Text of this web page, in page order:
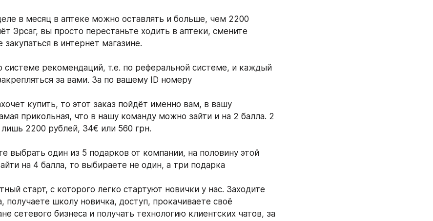
в месяц в аптеке можно оставлять и больше, чем 2200
Эрсаг, вы просто перестаньте ходить в аптеки, смените
закупаться в интернет магазине.
системе рекомендаций, т.е. по реферальной системе, и каждый
за вами. За по вашему ID номеру
купить, то этот заказ пойдёт именно вам, в вашу
прикольная, что в нашу команду можно зайти и на 2 балла. 2
лишь 2200 рублей, 34€ или 560 грн.
выбрать один из 5 подарков от компании, на половину этой
на 4 балла, то выбираете не один, а три подарка
старт, с которого легко стартуют новички у нас. Заходите
получаете школу новичка, доступ, прокачиваете своё
сетевого бизнеса и получать технологию клиентских чатов, за